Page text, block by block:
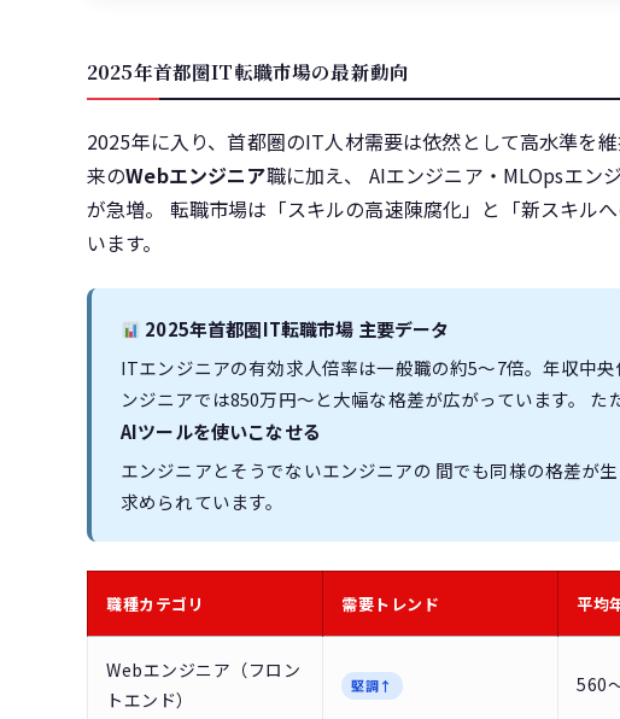
2025年首都圏IT転職市場の最新動向
2025年に入り、首都圏のIT人材需要は依然として高水準を
来のWebエンジニア職に加え、 AIエンジニア・MLOpsエン
が急増。 転職市場は「スキルの高速陳腐化」と「新スキル
います。
2025年首都圏IT転職市場 主要データ
ITエンジニアの有効求人倍率は一般職の約5〜7倍。年収中
ンジニアでは850万円〜と大幅な格差が広がっています。 た
AIツールを使いこなせる
エンジニアとそうでないエンジニアの 間でも同様の格差が
求められています。
職種カテゴリ 需要トレンド 平均
Webエンジニア（フロン
トエンド）
堅調↑ 560